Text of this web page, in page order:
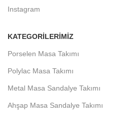
Instagram
KATEGORILERIMIZ
Porselen Masa Takımı
Polylac Masa Takımı
Metal Masa Sandalye Takımı
Ahşap Masa Sandalye Takımı